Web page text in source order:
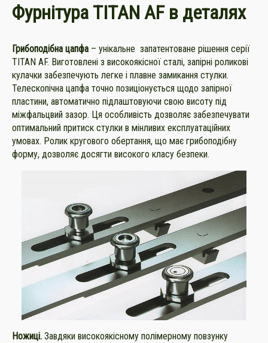
Фурнітура TITAN AF в деталях
Грибоподібна цапфа – унікальне запатентоване рішення серії
TITAN AF. Виготовлені з високоякісної сталі, запірні роликові
кулачки забезпечують легке і плавне замикання стулки.
Телескопічна цапфа точно позиціонується щодо запірної
пластини, автоматично підлаштовуючи свою висоту під
міжфальцвий зазор. Ця особливість дозволяє забезпечувати
оптимальний притиск стулки в мінливих експлуатаційних
умовах. Ролик кругового обертання, що має грибоподібну
форму, дозволяє досягти високого класу безпеки.
Ножиці. Завдяки високоякісному полімерному повзунку